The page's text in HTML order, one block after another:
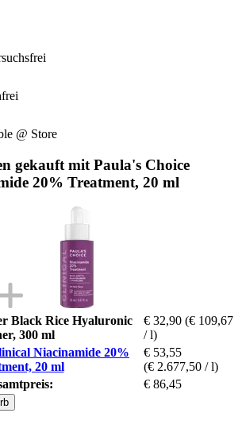
@ Store
gekauft mit Paula's Choice
20% Treatment, 20 ml
Black Rice Hyaluronic
300 ml
€ 32,90 (€ 109,67
/ l)
Niacinamide 20%
20 ml
€ 53,55
(€ 2.677,50 / l)
€ 86,45